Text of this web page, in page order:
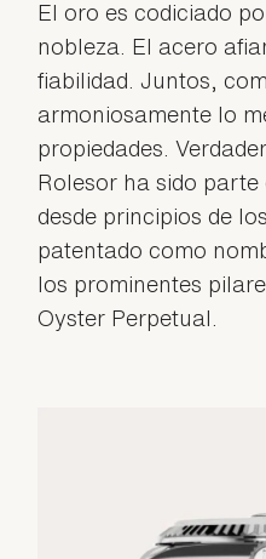
El oro es codiciado
nobleza. El acero
fiabilidad. Juntos,
armoniosamente lo
propiedades.
Rolesor ha sido parte
desde principios de
patentado como
los prominentes
Oyster Perpetual.